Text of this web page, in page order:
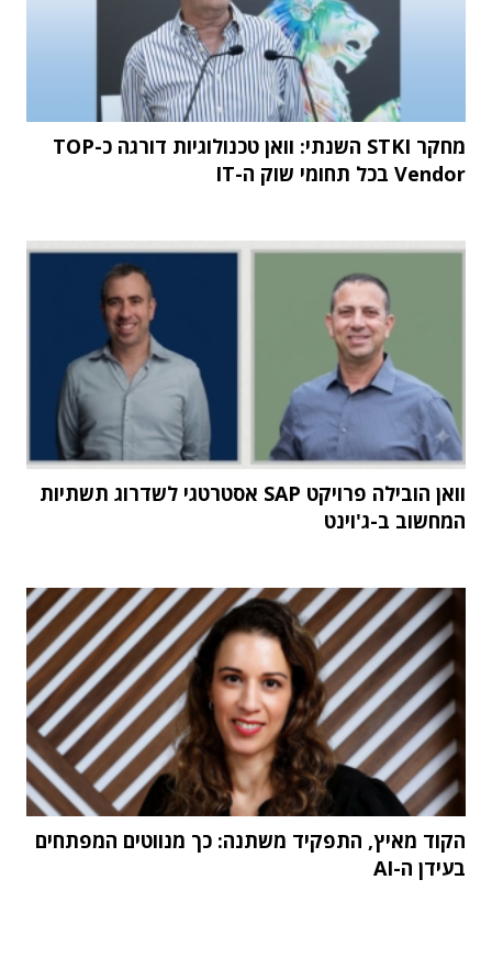
מחקר STKI השנתי: וואן טכנולוגיות דורגה כ-TOP
Vendor בכל תחומי שוק ה-IT
וואן הובילה פרויקט SAP אסטרטגי לשדרוג תשתיות
המחשוב ב-ג'וינט
הקוד מאיץ, התפקיד משתנה: כך מנווטים המפתחים
בעידן ה-AI